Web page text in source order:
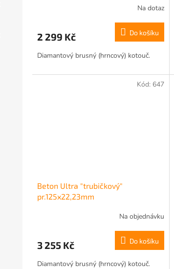
Na dotaz
2 299 Kč Do košíku
Diamantový brusný (hrncový) kotouč.
Beton Ultra "trubičkový"
pr.125x22,23mm
Na objednávku
3 255 Kč Do košíku
Diamantový brusný (hrncový) kotouč.
Kód: 647